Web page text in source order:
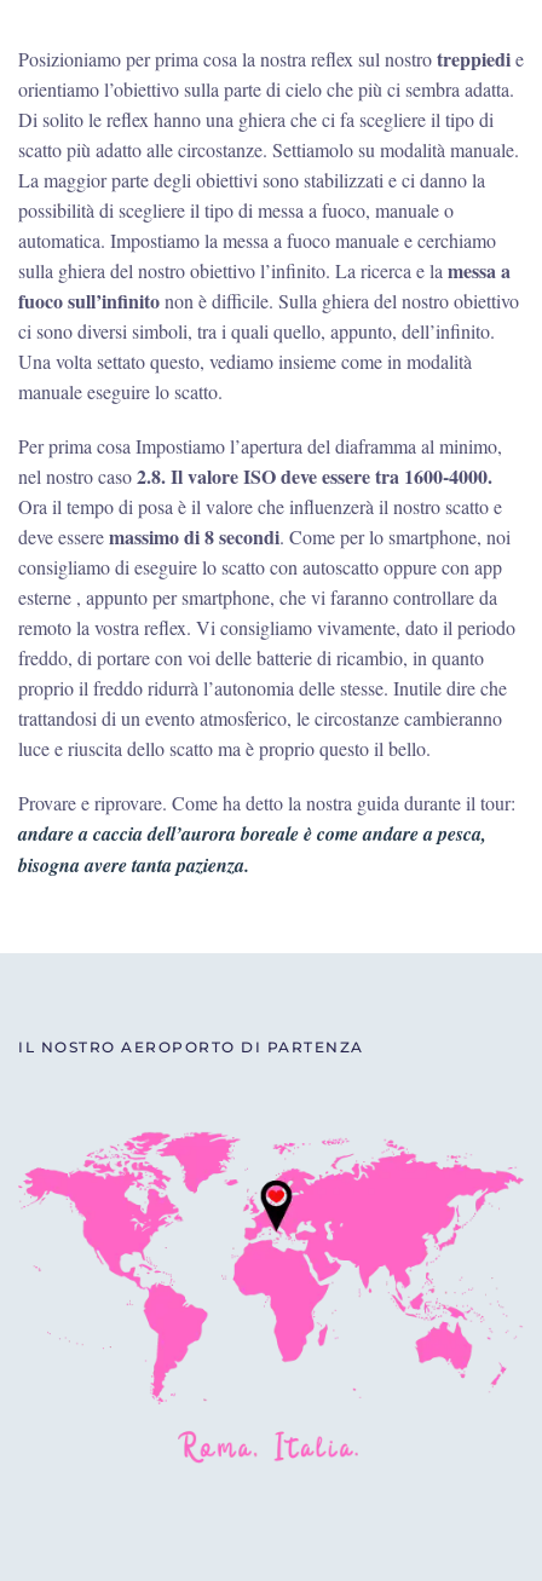
Posizioniamo per prima cosa la nostra reflex sul nostrotreppiedie
orientiamo l’obiettivo sulla parte di cielo che più ci sembra adatta.
Di solito le reflex hanno una ghiera che ci fa scegliere il tipo di
scatto più adatto alle circostanze. Settiamolo su modalità manuale.
La maggior parte degli obiettivi sono stabilizzati e ci danno la
possibilità di scegliere il tipo di messa a fuoco, manuale o
automatica. Impostiamo la messa a fuoco manuale e cerchiamo
sulla ghiera del nostro obiettivo l’infinito. La ricerca e la messa a
fuoco sull’infinitonon è difficile. Sulla ghiera del nostro obiettivo
ci sono diversi simboli, tra i quali quello, appunto, dell’infinito.
Una volta settato questo, vediamo insieme come in modalità
manuale eseguire lo scatto.
Per prima cosa Impostiamo l’apertura del diaframma al minimo,
nel nostro caso2.8. Il valore ISO deve essere tra 1600-4000.
Ora il tempo di posa è il valore che influenzerà il nostro scatto e
deve esseremassimo di 8 secondi. Come per lo smartphone, noi
consigliamo di eseguire lo scatto con autoscatto oppure con app
esterne , appunto per smartphone, che vi faranno controllare da
remoto la vostra reflex. Vi consigliamo vivamente, dato il periodo
freddo, di portare con voi delle batterie di ricambio, in quanto
proprio il freddo ridurrà l’autonomia delle stesse. Inutile dire che
trattandosi di un evento atmosferico, le circostanze cambieranno
luce e riuscita dello scatto ma è proprio questo il bello.
Provare e riprovare. Come ha detto la nostra guida durante il tour:
andare a caccia dell’aurora boreale è come andare a pesca,
bisogna avere tanta pazienza.
IL NOSTRO AEROPORTO DI PARTENZA